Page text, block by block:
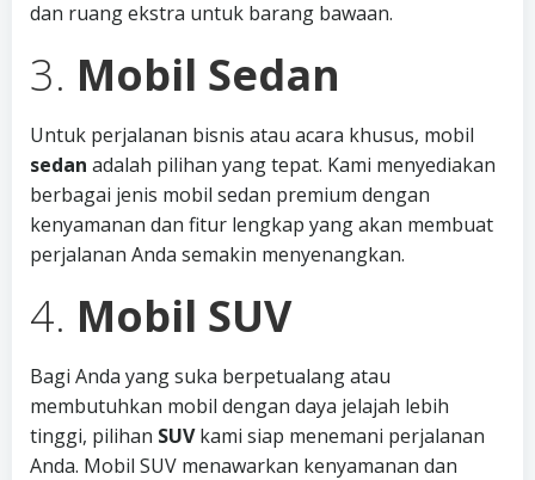
dan ruang ekstra untuk barang bawaan.
3. Mobil Sedan
Untuk perjalanan bisnis atau acara khusus, mobil
sedan adalah pilihan yang tepat. Kami menyediakan
berbagai jenis mobil sedan premium dengan
kenyamanan dan fitur lengkap yang akan membuat
perjalanan Anda semakin menyenangkan.
4. Mobil SUV
Bagi Anda yang suka berpetualang atau
membutuhkan mobil dengan daya jelajah lebih
tinggi, pilihan SUVkami siap menemani perjalanan
Anda. Mobil SUV menawarkan kenyamanan dan